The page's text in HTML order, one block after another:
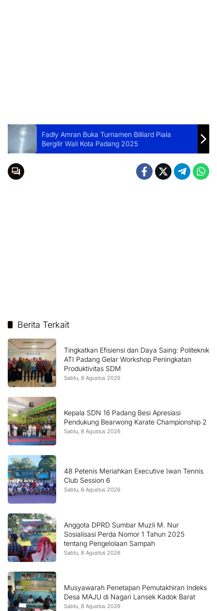
Fadly Amran Buka Turnamen Billiard Piala
Bergilir Wali Kota Padang 2025
Berita Terkait
Tingkatkan Efisiensi dan Daya Saing: Politeknik
ATI Padang Gelar Workshop Peningkatan
Produktivitas SDM
Sabtu, 8 Agustus 2026
Kepala SDN 16 Padang Besi Apresiasi
Pendukung Bearwong Karate Championship 2
Sabtu, 8 Agustus 2026
48 Petenis Meriahkan Executive Iwan Tennis
Club Session 6
Sabtu, 8 Agustus 2026
Anggota DPRD Sumbar Muzli M. Nur
Sosialisasi Perda Nomor 1 Tahun 2025
tentang Pengelolaan Sampah
Sabtu, 8 Agustus 2026
Musyawarah Penetapan Pemutakhiran Indeks
Desa MAJU di Nagari Lansek Kadok Barat
Sabtu, 8 Agustus 2026